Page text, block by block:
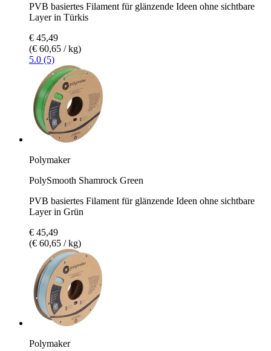
PVB basiertes Filament für glänzende Ideen ohne sichtbare
Layer in Türkis
€ 45,49
(€ 60,65 / kg)
5.0 (5)
Polymaker
PolySmooth Shamrock Green
PVB basiertes Filament für glänzende Ideen ohne sichtbare
Layer in Grün
€ 45,49
(€ 60,65 / kg)
Polymaker